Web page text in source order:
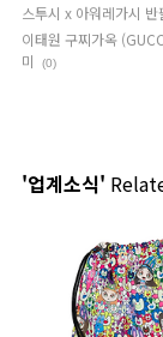
스투시 x 아워레가시
이태원 구찌가옥
미
(0)
'업계소식'